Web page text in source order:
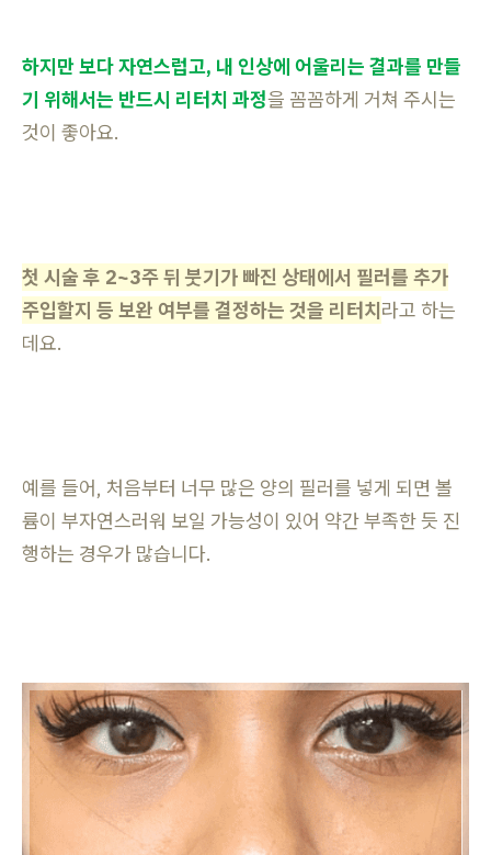
하지만 보다 자연스럽고, 내 인상에 어울리는 결과를 만들
기 위해서는 반드시 리터치 과정을 꼼꼼하게 거쳐 주시는
것이 좋아요.
첫 시술 후 2~3주 뒤 붓기가 빠진 상태에서 필러를 추가
주입할지 등 보완 여부를 결정하는 것을 리터치라고 하는
데요.
예를 들어, 처음부터 너무 많은 양의 필러를 넣게 되면 볼
륨이 부자연스러워 보일 가능성이 있어 약간 부족한 듯 진
행하는 경우가 많습니다.